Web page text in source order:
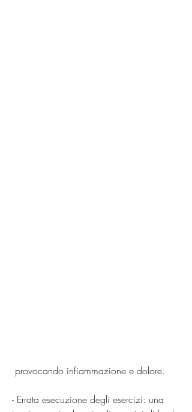
provocando infiammazione e dolore.
- Errata esecuzione degli esercizi: una